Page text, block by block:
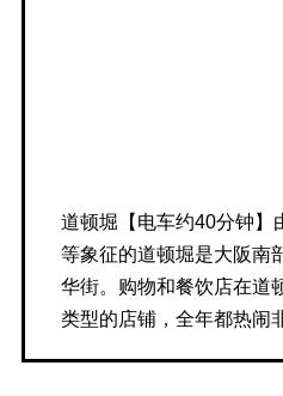
道顿堀【电车约40分钟】
等象征的道顿堀是大阪南
华街。购物和餐饮店在道
类型的店铺，全年都热闹